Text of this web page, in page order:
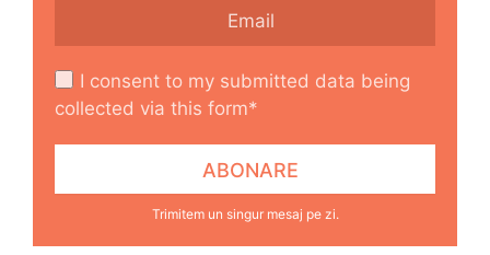
I consent to my submitted data being
collected via this form*
Trimitem un singur mesaj pe zi.